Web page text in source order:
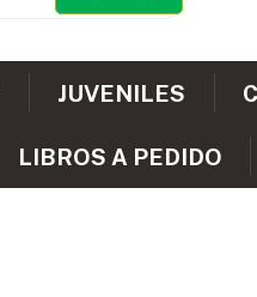
JUVENILES
LIBROS A PEDIDO